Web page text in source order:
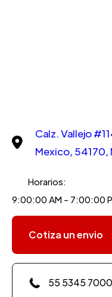
Calz. Vallejo
Mexico, 54170,
Horarios:
9:00:00 AM - 7:00:00
Cotiza un envio
55 5345 7000